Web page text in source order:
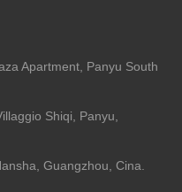
Apartment, Panyu South
Shiqi, Panyu,
Guangzhou, Cina.